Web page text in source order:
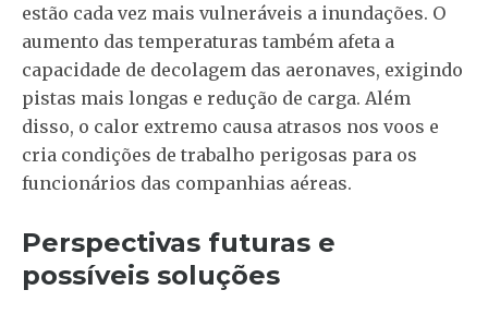
estão cada vez mais vulneráveis a inundações. O
aumento das temperaturas também afeta a
capacidade de decolagem das aeronaves, exigindo
pistas mais longas e redução de carga. Além
disso, o calor extremo causa atrasos nos voos e
cria condições de trabalho perigosas para os
funcionários das companhias aéreas.
Perspectivas futuras e
possíveis soluções